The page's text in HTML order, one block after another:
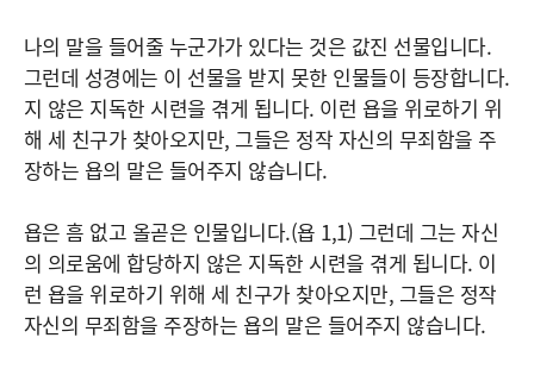
나의 말을 들어줄 누군가가 있다는 것은 값진 선물입니다.
그런데 성경에는 이 선물을 받지 못한 인물들이 등장합니다.
지 않은 지독한 시련을 겪게 됩니다. 이런 욥을 위로하기 위
해 세 친구가 찾아오지만, 그들은 정작 자신의 무죄함을 주
장하는 욥의 말은 들어주지 않습니다.
욥은 흠 없고 올곧은 인물입니다.(욥 1,1) 그런데 그는 자신
의 의로움에 합당하지 않은 지독한 시련을 겪게 됩니다. 이
런 욥을 위로하기 위해 세 친구가 찾아오지만, 그들은 정작
자신의 무죄함을 주장하는 욥의 말은 들어주지 않습니다.